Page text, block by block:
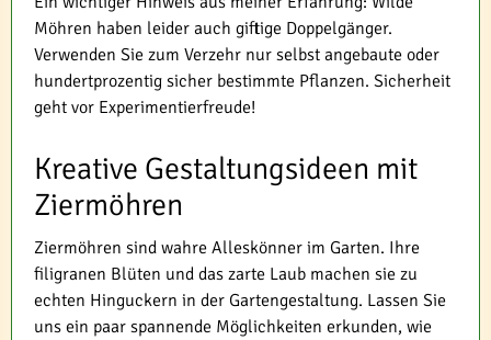
Möhren haben leider auch giftige Doppelgänger.
Verwenden Sie zum Verzehr nur selbst angebaute oder
hundertprozentig sicher bestimmte Pflanzen. Sicherheit
geht vor Experimentierfreude!
Kreative Gestaltungsideen mit
Ziermöhren
Ziermöhren sind wahre Alleskönner im Garten. Ihre
filigranen Blüten und das zarte Laub machen sie zu
echten Hinguckern in der Gartengestaltung. Lassen Sie
uns ein paar spannende Möglichkeiten erkunden, wie